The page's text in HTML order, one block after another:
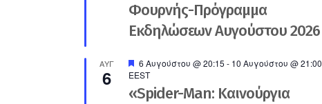
Φουρνής-Πρόγραμμα
Εκδηλώσεων Αυγούστου 2026
ΑΥΓ
6
Προτεινόμενο
6 Αυγούστου @ 20:15 - 10 Αυγούστου @ 21:00
EEST
«Spider-Man: Καινούργια